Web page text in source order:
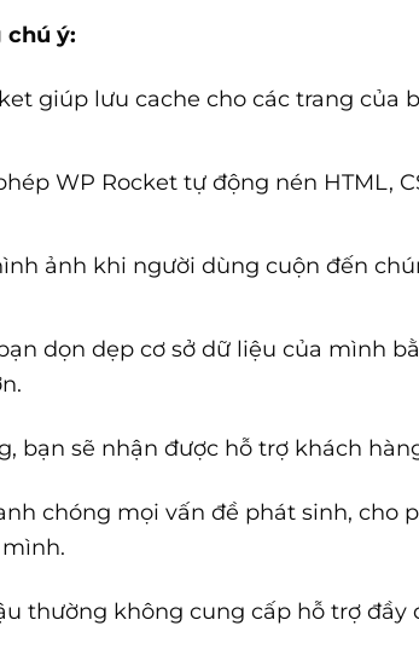
chú ý:
giúp lưu cache cho các trang
WP Rocket tự động nén HTML,
ảnh khi người dùng cuộn đến
dọn dẹp cơ sở dữ liệu của mình
bạn sẽ nhận được hỗ trợ khách
chóng mọi vấn đề phát sinh, cho
thường không cung cấp hỗ trợ